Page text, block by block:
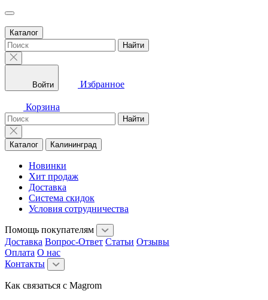
Каталог
Найти
Войти Избранное
Корзина
Найти
Каталог Калининград
Новинки
Хит продаж
Доставка
Система скидок
Условия сотрудничества
Помощь покупателям
Доставка Вопрос-Ответ Статьи Отзывы
Оплата О нас
Контакты
Как связаться с Magrom